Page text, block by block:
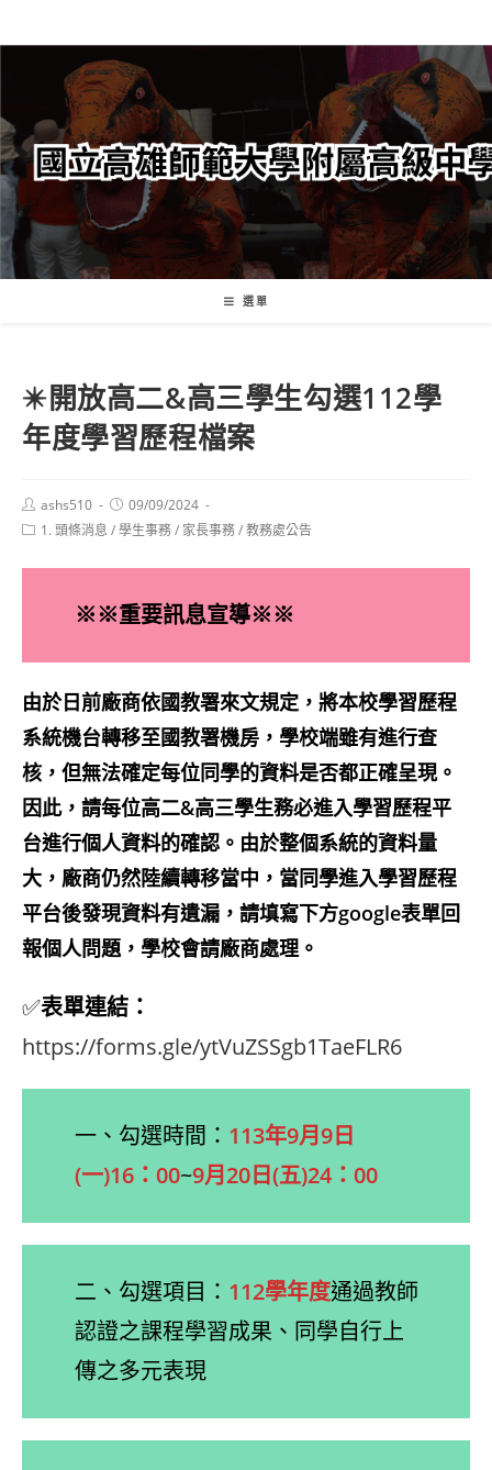
轉
要
內
容
選單
✴️開放高二&高三學生勾選112學
年度學習歷程檔案
Post
author:
ashs510
Post
published:
09/09/2024
Post1. 頭條消息 /學生事務/ 家長事務/教務處公告
※※重要訊息宣導※※
由於日前廠商依國教署來文規定，將本校學習歷程
系統機台轉移至國教署機房，學校端雖有進行查
核，但無法確定每位同學的資料是否都正確呈現。
因此，請每位高二&高三學生務必進入學習歷程平
台進行個人資料的確認。由於整個系統的資料量
大，廠商仍然陸續轉移當中，當同學進入學習歷程
平台後發現資料有遺漏，請填寫下方google表單回
報個人問題，學校會請廠商處理。
✅表單連結：
https://forms.gle/ytVuZSSgb1TaeFLR6
一、勾選時間： 113年9月9日
(一)16：00~9月20日(五)24：00
二、勾選項目： 112學年度通過教師
認證之課程學習成果、同學自行上
傳之多元表現